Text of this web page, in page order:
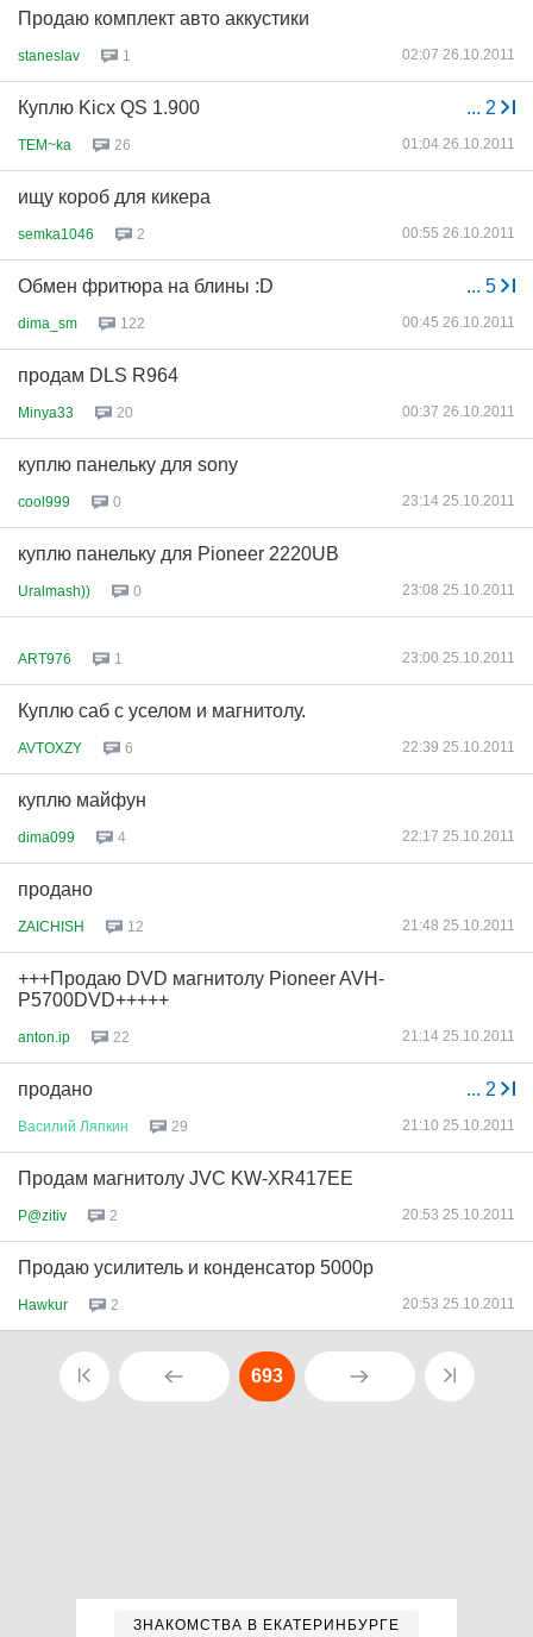
Продаю комплект авто аккустики
staneslav 1 02:07 26.10.2011
... 2
Куплю Kicx QS 1.900
TEM~ka 26 01:04 26.10.2011
ищу короб для кикера
semka1046 2 00:55 26.10.2011
... 5
Обмен фритюра на блины :D
dima_sm 122 00:45 26.10.2011
продам DLS R964
Minya33 20 00:37 26.10.2011
куплю панельку для sony
cool999 0 23:14 25.10.2011
куплю панельку для Pioneer 2220UB
Uralmash)) 0 23:08 25.10.2011
ART976 1 23:00 25.10.2011
Куплю саб с уселом и магнитолу.
AVTOXZY 6 22:39 25.10.2011
куплю майфун
dima099 4 22:17 25.10.2011
продано
ZAICHISH 12 21:48 25.10.2011
+++Продаю DVD магнитолу Pioneer AVH-
P5700DVD+++++
anton.ip 22 21:14 25.10.2011
... 2
продано
Василий Ляпкин 29 21:10 25.10.2011
Продам магнитолу JVC KW-XR417EE
P@zitiv 2 20:53 25.10.2011
Продаю усилитель и конденсатор 5000р
Hawkur 2 20:53 25.10.2011
693
ЗНАКОМСТВА В ЕКАТЕРИНБУРГЕ